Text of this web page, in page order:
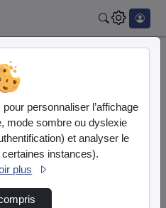
mot de passe, veuillez le
personnaliser l’affichage
mode sombre ou dyslexie
et analyser le
instances).
plus